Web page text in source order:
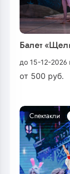
Балет
до 15-12-2026
от 500 руб.
Спектакли